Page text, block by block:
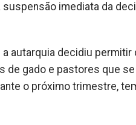
imediata da
a autarquia decidiu
de gado e pastores que
o próximo trimestre,